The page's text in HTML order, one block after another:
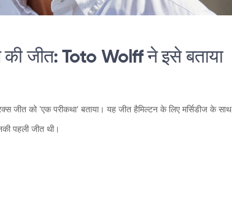
की जीत: Toto Wolff ने इसे बताया
जीत को 'एक परीकथा' बताया। यह जीत हैमिल्टन के लिए मर्सिडीज के साथ
पहली जीत थी।